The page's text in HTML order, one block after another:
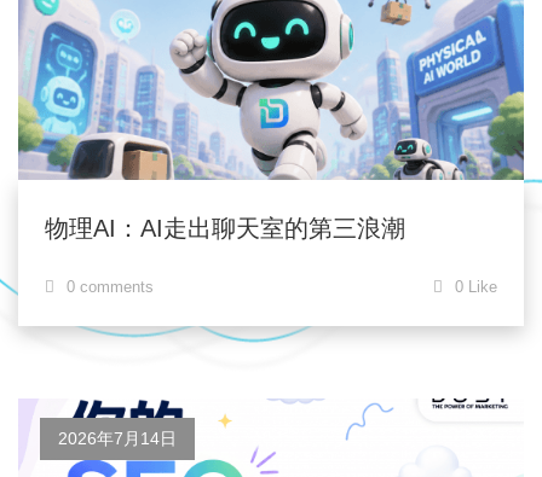
物理AI：AI走出聊天室的第三浪潮
0 comments 0 Like
2026年7月14日